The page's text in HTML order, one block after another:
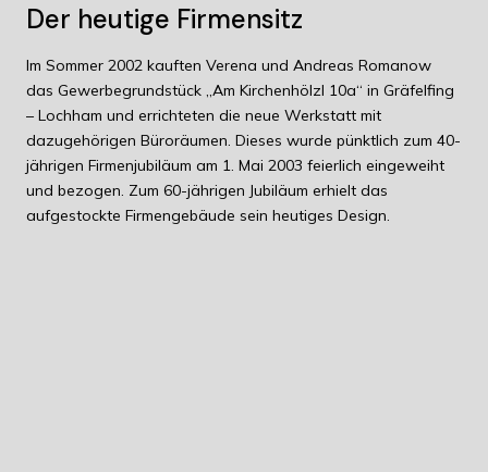
Der heutige Firmensitz
Im Sommer 2002 kauften Verena und Andreas Romanow
das Gewerbegrundstück „Am Kirchenhölzl 10a“ in Gräfelfing
– Lochham und errichteten die neue Werkstatt mit
dazugehörigen Büroräumen. Dieses wurde pünktlich zum 40-
jährigen Firmenjubiläum am 1. Mai 2003 feierlich eingeweiht
und bezogen. Zum 60-jährigen Jubiläum erhielt das
aufgestockte Firmengebäude sein heutiges Design.